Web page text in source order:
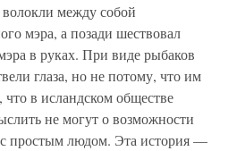
между собой
мэра, а позади шествовал
в руках. При виде рыбаков
глаза, но не потому, что им
в исландском обществе
не могут о возможности
с простым людом. Эта история —